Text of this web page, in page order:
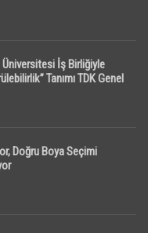
Üniversitesi İş Birliğiyle
Tanımı TDK Genel
Doğru Boya Seçimi